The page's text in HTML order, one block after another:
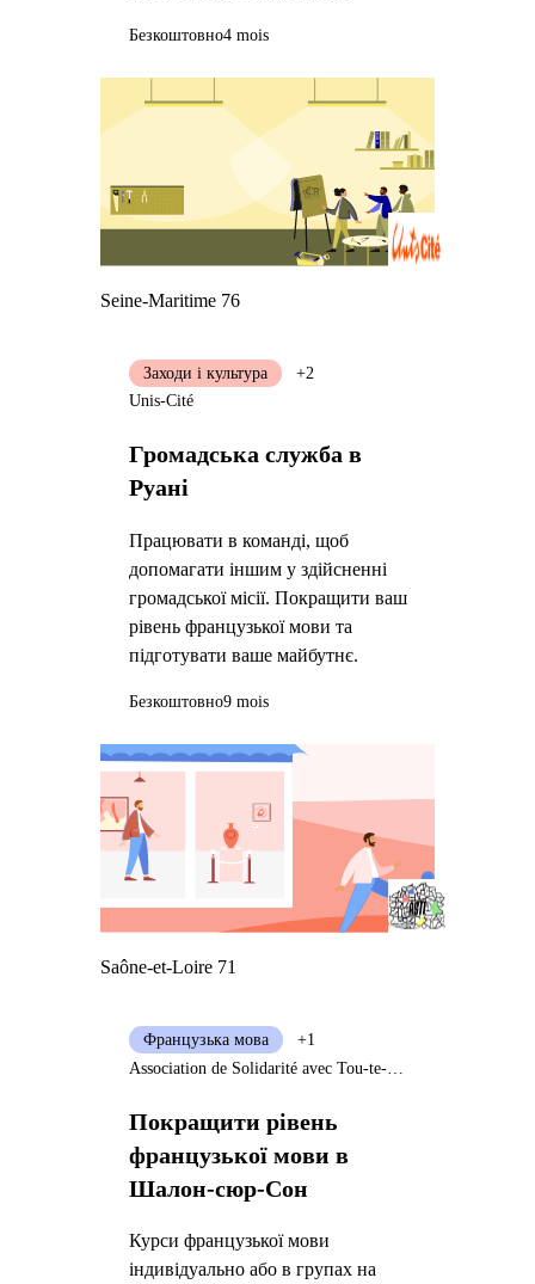
Безкоштовно4 mois
Seine-Maritime 76
Громадська служба в
Руані
Працювати в команді, щоб
допомагати іншим у здійсненні
громадської місії. Покращити ваш
рівень французької мови та
підготувати ваше майбутнє.
Заходи і культура
+2
Unis-Cité
Безкоштовно9 mois
Saône-et-Loire 71
Покращити рівень
французької мови в
Шалон-сюр-Сон
Курси французької мови
індивідуально або в групах на
Французька мова
+1
Association de Solidarité avec Tou-te-s les Immigré-e-s